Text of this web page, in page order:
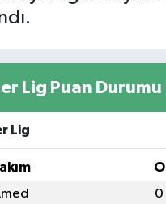
Lig Puan Durumu
Lig
O
0